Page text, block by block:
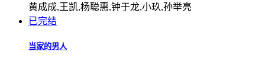
黄成成,王凯,杨聪惠,钟于龙,小玖,孙举亮
已完结
当家的男人